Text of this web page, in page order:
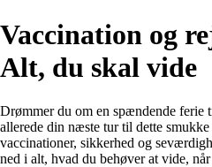
Vaccination og
Alt, du skal vide
Drømmer du om en spændende ferie
allerede din næste tur til dette
vaccinationer, sikkerhed og
ned i alt, hvad du behøver at vide,